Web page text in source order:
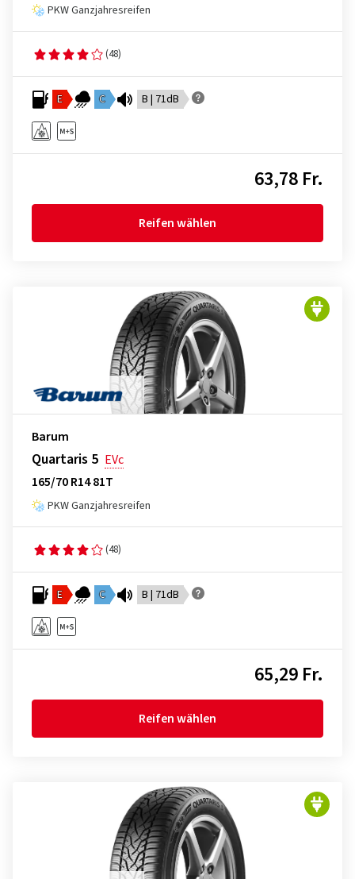
PKW Ganzjahresreifen
(48)
E C B | 71dB
63,78 Fr.
Reifen wählen
Barum
Quartaris 5 EVc
165/70 R14 81T
PKW Ganzjahresreifen
(48)
E C B | 71dB
65,29 Fr.
Reifen wählen